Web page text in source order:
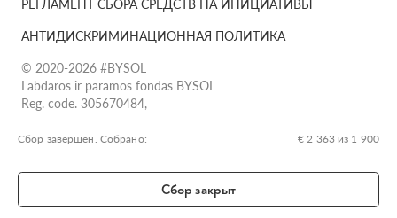
Сбор завершен. Собрано: € 2 363 из 1 900
Сбор закрыт
РЕГЛАМЕНТ СБОРА СРЕДСТВ НА ИНИЦИАТИВЫ
АНТИДИСКРИМИНАЦИОННАЯ ПОЛИТИКА
© 2020-2026 #BYSOL
Labdaros ir paramos fondas BYSOL
Reg. code. 305670484,
g.17-1, LT-13253
SWIFT kodas HABALT22